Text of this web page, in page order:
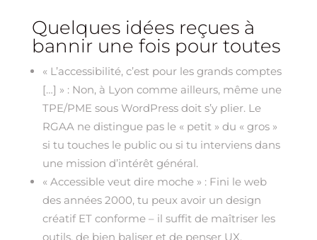
Quelques idées reçues à
bannir une fois pour toutes
« L’accessibilité, c’est pour les grands comptes
[…] » : Non, à Lyon comme ailleurs, même une
TPE/PME sous WordPress doit s’y plier. Le
RGAA ne distingue pas le « petit » du « gros »
si tu touches le public ou si tu interviens dans
une mission d’intérêt général.
« Accessible veut dire moche » : Fini le web
des années 2000, tu peux avoir un design
créatif ET conforme – il suffit de maîtriser les
outils, de bien baliser et de penser UX.